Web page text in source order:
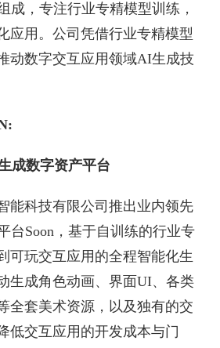
成，专注行业专精模型训练，
应用。公司凭借行业专精模型
动数字交互应用领域AI生成技
成数字资产平台
能科技有限公司推出业内领先
台Soon，基于自训练的行业专
可玩交互应用的全程智能化生
生成角色动画、界面UI、各类
全套美术资源，以及独有的交
低交互应用的开发成本与门